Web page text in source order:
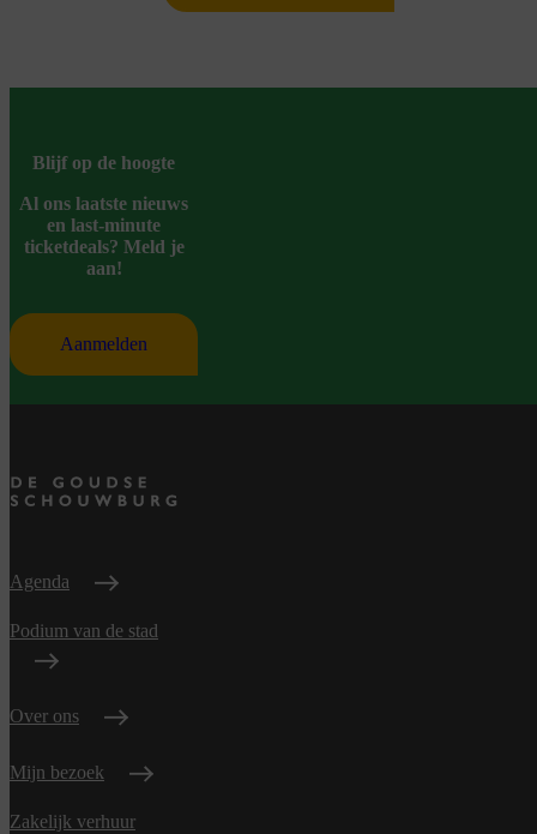
Blijf op de hoogte
Al ons laatste nieuws
en last-minute
ticketdeals? Meld je
aan!
Aanmelden
Agenda
Podium van de stad
Over ons
Mijn bezoek
Zakelijk verhuur